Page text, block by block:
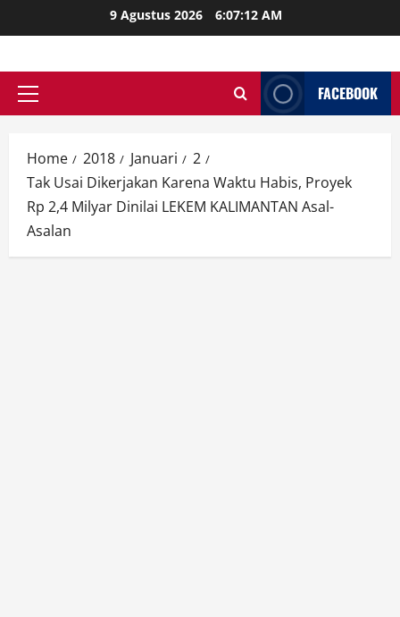
to
9 Agustus 2026 6:07:14 AM
Primary
FACEBOOK
Home 2018 Januari
2
Tak Usai Dikerjakan Karena Waktu Habis, Proyek
Rp 2,4 Milyar Dinilai LEKEM KALIMANTAN Asal-
Asalan